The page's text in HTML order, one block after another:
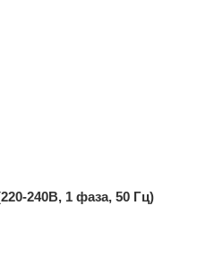
240В, 1 фаза, 50 Гц)